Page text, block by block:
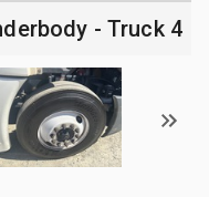
4 Underbody - Truck